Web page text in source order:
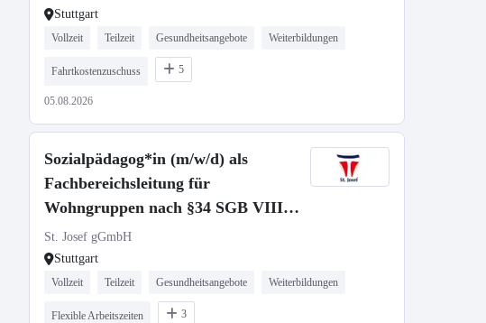
Stuttgart
Vollzeit Teilzeit Gesundheitsangebote Weiterbildungen
Fahrtkostenzuschuss 5
05.08.2026
Sozialpädagog*in (m/w/d) als
Fachbereichsleitung für
Wohngruppen nach §34 SGB VIII -
Vollzeit / Teilzeit
St. Josef gGmbH
Stuttgart
Vollzeit Teilzeit Gesundheitsangebote Weiterbildungen
Flexible Arbeitszeiten 3